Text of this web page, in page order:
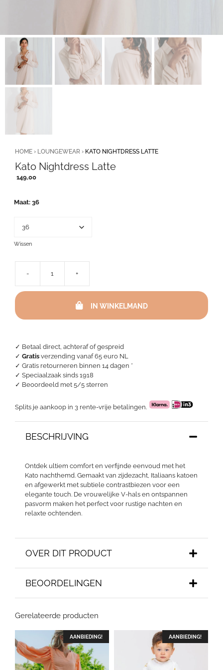
✓ Betaal direct, achteraf of gespreid
✓ Gratis verzending vanaf 65 euro NL
✓ Gratis retourneren binnen 14 dagen *
✓ Speciaalzaak sinds 1918
✓ Beoordeeld met 5/5 sterren
Splits je aankoop in 3 rente-vrije betalingen.
HOME › LOUNGEWEAR › KATO NIGHTDRESS LATTE
Kato Nightdress Latte
149,00
BESCHRIJVING
Ontdek ultiem comfort en verfijnde eenvoud met het
Kato nachthemd. Gemaakt van zijdezacht, Italiaans katoen
en afgewerkt met subtiele contrastbiezen voor een
elegante touch. De vrouwelijke V-hals en ontspannen
pasvorm maken het perfect voor rustige nachten en
relaxte ochtenden.
OVER DIT PRODUCT
BEOORDELINGEN
Maat 36
Wissen
-
Nightdress
aantal
+
IN WINKELMAND
Gerelateerde producten
AANBIEDING! AANBIEDING!